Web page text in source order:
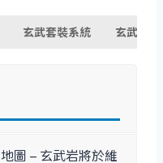
玄武套裝系統 玄武裝
圖 – 玄武岩將於維